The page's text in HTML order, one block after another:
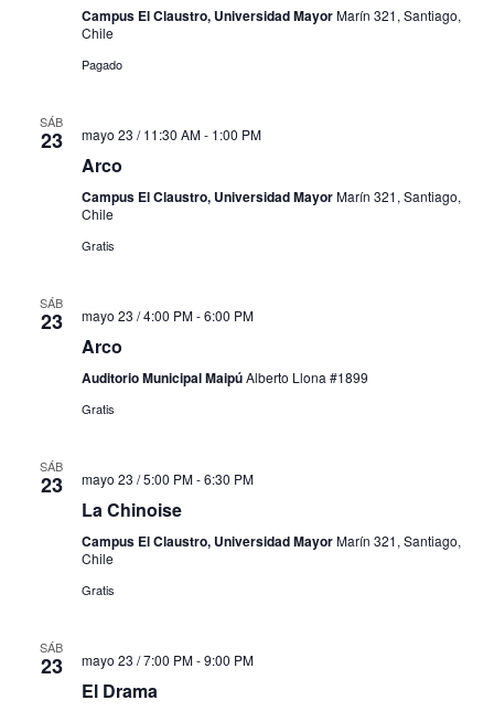
Campus El Claustro, Universidad MayorMarín 321, Santiago,
Chile
Pagado
SÁB
23 mayo 23 / 11:30 AM- 1:00 PM
Arco
Campus El Claustro, Universidad MayorMarín 321, Santiago,
Chile
Gratis
SÁB
23 mayo 23 / 4:00 PM-6:00 PM
Arco
Auditorio Municipal MaipúAlberto Llona #1899
Gratis
SÁB
23 mayo 23 / 5:00 PM-6:30 PM
La Chinoise
Campus El Claustro, Universidad MayorMarín 321, Santiago,
Chile
Gratis
SÁB
23 mayo 23 / 7:00 PM-9:00 PM
El Drama